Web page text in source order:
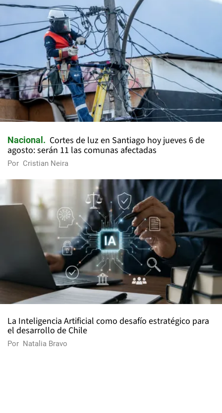
Nacional
Cortes de luz en Santiago hoy jueves 6 de
agosto: serán 11 las comunas afectadas
Por Cristian Neira
La Inteligencia Artificial como desafío estratégico para
el desarrollo de Chile
Por Natalia Bravo